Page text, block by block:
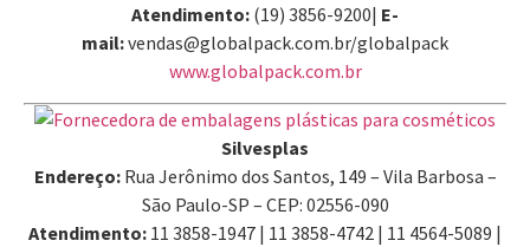
Atendimento: (19) 3856-9200| E-
mail:vendas@globalpack.com.br/globalpack
www.globalpack.com.br
Silvesplas
Endereço: Rua Jerônimo dos Santos, 149 – Vila Barbosa –
São Paulo-SP – CEP: 02556-090
Atendimento: 11 3858-1947 | 11 3858-4742 | 11 4564-5089 |